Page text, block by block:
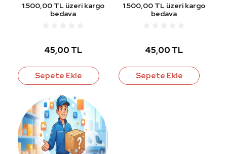
1.500,00 TL üzeri kargo
bedava
45,00 TL
Sepete Ekle
1.500,00 TL üzeri kargo
bedava
45,00 TL
Sepete Ekle